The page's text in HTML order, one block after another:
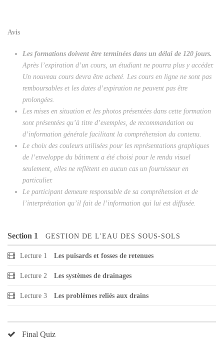
Avis
Les formations doivent être terminées dans un délai de 120 jours.
Après l’expiration d’un cours, un étudiant ne pourra plus y accéder.
Un nouveau cours devra être acheté. Les cours en ligne ne sont pas
remboursables et les dates d’expiration ne peuvent pas être
prolongées.
Les mises en situation et les photos présentées dans cette formation
sont présentées qu’à titre d’exemples, de recommandation ou
d’information générale facilitant la compréhension du contenu.
Le choix des couleurs utilisées pour les représentations graphiques
de l’enveloppe du bâtiment a été choisi pour le rendu visuel
seulement, elles ne reflètent en aucun cas un fournisseur en
particulier.
Le participant demeure responsable de sa compréhension et de
l’interprétation qu’il fait de l’information qui lui est diffusée.
Section 1 GESTION DE L'EAU DES SOUS-SOLS
Lecture 1 Les puisards et fosses de retenues
Lecture 2 Les systèmes de drainages
Lecture 3 Les problèmes reliés aux drains
Final Quiz